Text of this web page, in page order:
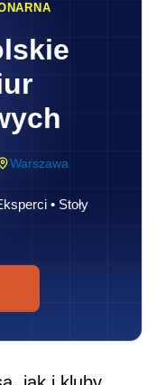
Warszawa
• Stoły